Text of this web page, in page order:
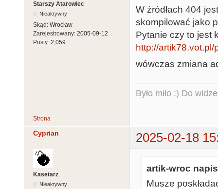
Starszy Atarowiec
Nieaktywny
Skąd: Wrocław
Zarejestrowany: 2005-09-12
Posty: 2,059
W źródłach 404
skompilować jako
Pytanie czy to jest
http://artik78.vot.pl/
wówczas zmiana
Było miło :) Do
Strona
Cyprian 2025-02-18
Kasetarz
Nieaktywny
artik-wroc
Musze